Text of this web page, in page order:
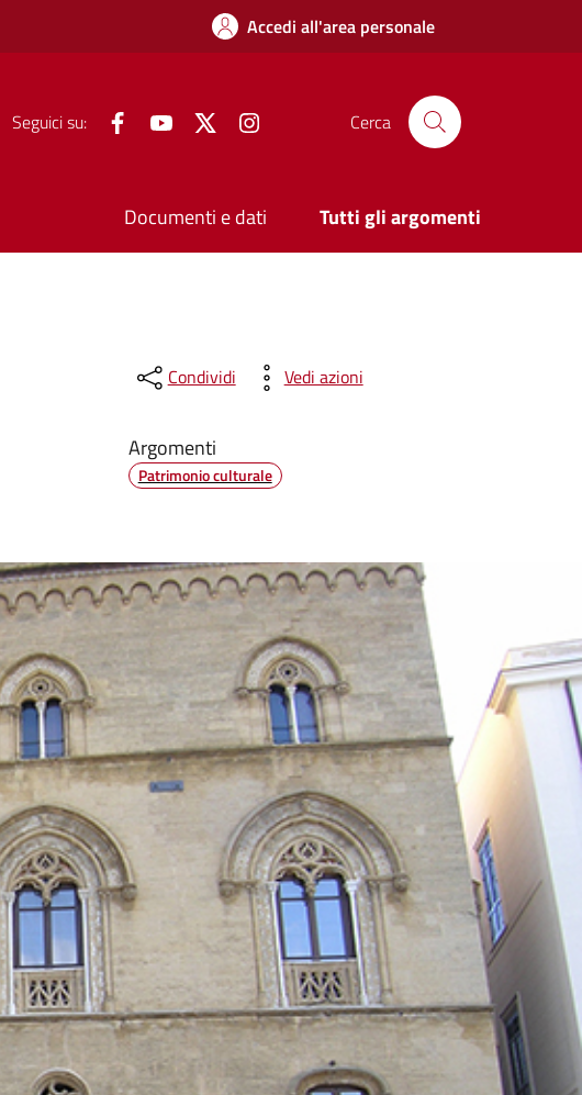
Accedi all'area personale
Seguici su: FacebookYouTube Twitter Cerca
Documenti e dati Tutti gli argomenti
Condividi Vedi azioni
Argomenti
Patrimonio culturale